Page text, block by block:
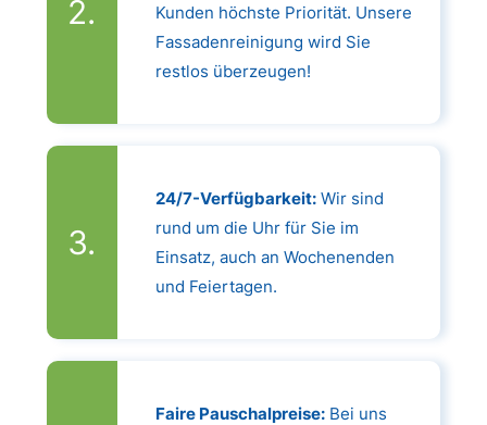
Kunden höchste Priorität. Unsere
Fassadenreinigung wird Sie
restlos überzeugen!
24/7-Verfügbarkeit:Wir sind
rund um die Uhr für Sie im
Einsatz, auch an Wochenenden
und Feiertagen.
Faire Pauschalpreise:Bei uns